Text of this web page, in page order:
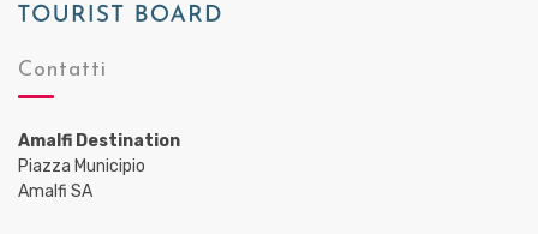
Contatti
Amalfi Destination
Piazza Municipio
Amalfi SA